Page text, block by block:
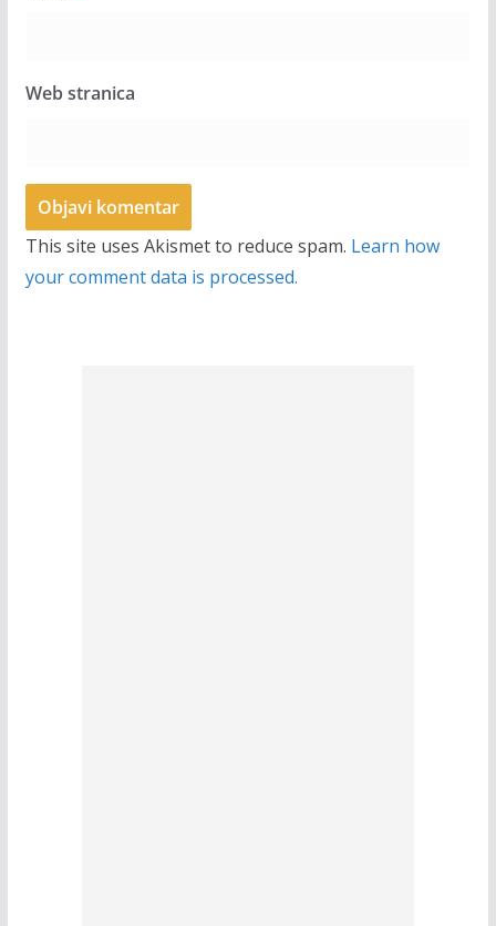
Web stranica
This site uses Akismet to reduce spam. Learn how
your comment data is processed.